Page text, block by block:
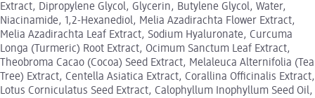
Extract, Dipropylene Glycol, Glycerin, Butylene Glycol, Water,
Niacinamide, 1,2-Hexanediol, Melia Azadirachta Flower Extract,
Melia Azadirachta Leaf Extract, Sodium Hyaluronate, Curcuma
Longa (Turmeric) Root Extract, Ocimum Sanctum Leaf Extract,
Theobroma Cacao (Cocoa) Seed Extract, Melaleuca Alternifolia (Tea
Tree) Extract, Centella Asiatica Extract, Corallina Officinalis Extract,
Lotus Corniculatus Seed Extract, Calophyllum Inophyllum Seed Oil,